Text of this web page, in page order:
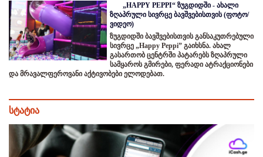
„HAPPY PEPPI“ ზუგდიდში - ახალი
ზღაპრული სივრცე ბავშვებისთვის (ფოტო/
ვიდეო)
ზუგდიდში ბავშვებისთვის განსაკუთრებული
სივრცე „Happy Peppi” გაიხსნა. ახალ
გასართობ ცენტრში პატარებს ზღაპრული
სამყაროს გმირები, ფერადი ატრაქციონები
და მრავალფეროვანი აქტივობები ელოდებათ.
სტატია